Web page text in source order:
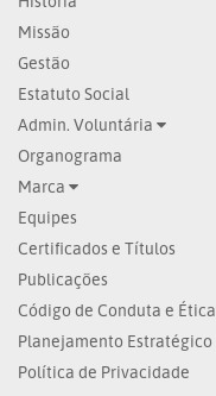
Missão
Gestão
Estatuto Social
Admin. Voluntária
Organograma
Marca
Equipes
Certificados e Títulos
Publicações
Código de Conduta e Ética
Planejamento Estratégico
Política de Privacidade